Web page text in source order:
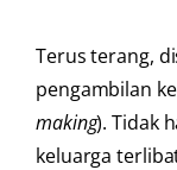
Terus terang,
pengambilan
making). Tidak
keluarga